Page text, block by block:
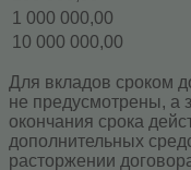
1 000 000,00
10 000 000,00
Для вкладов сроком
не предусмотрены, а
окончания срока
дополнительных
расторжении